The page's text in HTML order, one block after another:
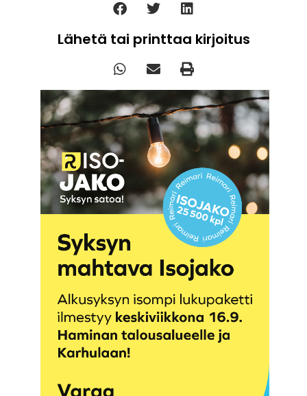
Lähetä tai printtaa kirjoitus